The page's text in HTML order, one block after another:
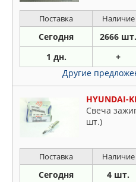
Поставка Наличие
Сегодня 2666 шт.
1 дн. +
Другие
HYUNDAI-
Свеча
шт.)
Поставка Наличие
Сегодня 4 шт.